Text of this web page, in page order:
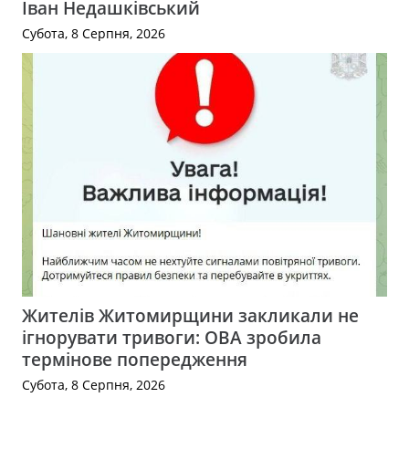
Іван Недашківський
Субота, 8 Серпня, 2026
Жителів Житомирщини закликали не
ігнорувати тривоги: ОВА зробила
термінове попередження
Субота, 8 Серпня, 2026